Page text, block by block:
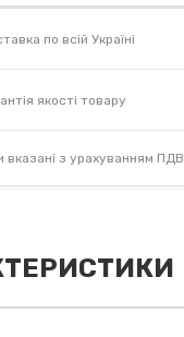
по всій Україні
якості товару
вказані з урахуванням ПДВ